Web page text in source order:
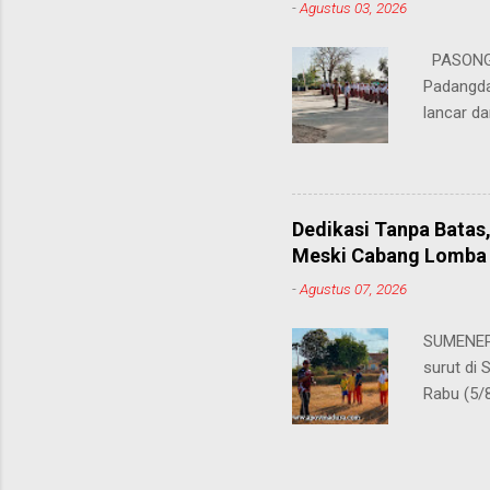
sangat
-Agustus 03, 2026
lancar
penting
ia
para
dalam
mampu
belaja...
Dedikasi Tanpa
Meski Cabang
-Agustus 07, 2026
surut di
Rabu (5/
ini,